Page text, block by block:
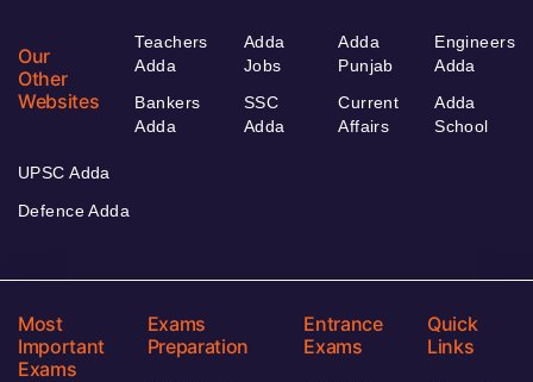
Our
Other
Websites
Teachers
Adda
Bankers
Adda
Adda
Jobs
SSC
Adda
Adda
Punjab
Current
Affairs
Engineers
Adda
Adda
School
UPSC Adda
Defence Adda
Most
Important
Exams
Exams
Preparation
Entrance
Exams
Quick
Links